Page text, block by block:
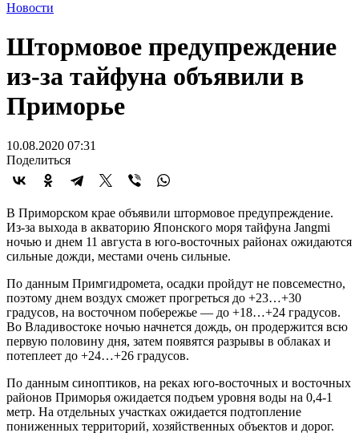
Новости
Штормовое предупреждение
из-за тайфуна объявили в
Приморье
10.08.2020 07:31
Поделиться
В Приморском крае объявили штормовое предупреждение.
Из-за выхода в акваторию Японского моря тайфуна Jangmi
ночью и днем 11 августа в юго-восточных районах ожидаются
сильные дожди, местами очень сильные.
По данным Примгидромета, осадки пройдут не повсеместно,
поэтому днем воздух сможет прогреться до +23…+30
градусов, на восточном побережье — до +18…+24 градусов.
Во Владивостоке ночью начнется дождь, он продержится всю
первую половину дня, затем появятся разрывы в облаках и
потеплеет до +24…+26 градусов.
По данным синоптиков, на реках юго-восточных и восточных
районов Приморья ожидается подъем уровня воды на 0,4-1
метр. На отдельных участках ожидается подтопление
пониженных территорий, хозяйственных объектов и дорог.